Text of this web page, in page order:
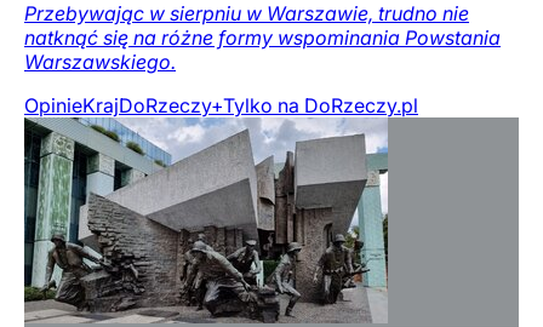
Przebywając w sierpniu w Warszawie, trudno nie
natknąć się na różne formy wspominania Powstania
Warszawskiego.
OpinieKrajDoRzeczy+Tylko na DoRzeczy.pl